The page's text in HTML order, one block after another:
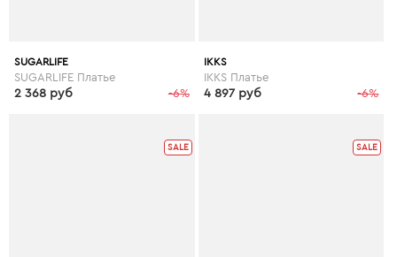
SUGARLIFE
SUGARLIFE Платье
-6%
2 368 руб
IKKS
IKKS Платье
-6%
4 897 руб
SALE SALE